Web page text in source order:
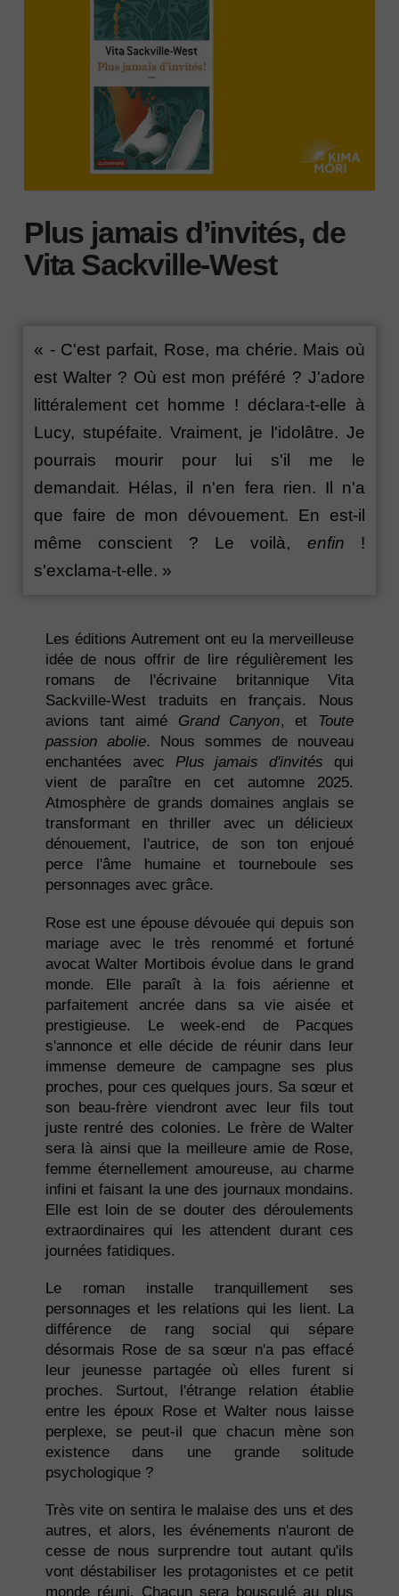
Plus jamais d’invités, de
Vita Sackville-West
« - C'est parfait, Rose, ma chérie. Mais où
est Walter ? Où est mon préféré ? J'adore
littéralement cet homme ! déclara-t-elle à
Lucy, stupéfaite. Vraiment, je l'idolâtre. Je
pourrais mourir pour lui s'il me le
demandait. Hélas, il n'en fera rien. Il n'a
que faire de mon dévouement. En est-il
même conscient ? Le voilà, enfin !
s'exclama-t-elle. »
Les éditions Autrement ont eu la merveilleuse
idée de nous offrir de lire régulièrement les
romans de l'écrivaine britannique Vita
Sackville-West traduits en français. Nous
avions tant aimé Grand Canyon, et Toute
passion abolie. Nous sommes de nouveau
enchantées avec Plus jamais d'invités qui
vient de paraître en cet automne 2025.
Atmosphère de grands domaines anglais se
transformant en thriller avec un délicieux
dénouement, l'autrice, de son ton enjoué
perce l'âme humaine et tourneboule ses
personnages avec grâce.
Rose est une épouse dévouée qui depuis son
mariage avec le très renommé et fortuné
avocat Walter Mortibois évolue dans le grand
monde. Elle paraît à la fois aérienne et
parfaitement ancrée dans sa vie aisée et
prestigieuse. Le week-end de Pacques
s'annonce et elle décide de réunir dans leur
immense demeure de campagne ses plus
proches, pour ces quelques jours. Sa sœur et
son beau-frère viendront avec leur fils tout
juste rentré des colonies. Le frère de Walter
sera là ainsi que la meilleure amie de Rose,
femme éternellement amoureuse, au charme
infini et faisant la une des journaux mondains.
Elle est loin de se douter des déroulements
extraordinaires qui les attendent durant ces
journées fatidiques.
Le roman installe tranquillement ses
personnages et les relations qui les lient. La
différence de rang social qui sépare
désormais Rose de sa sœur n'a pas effacé
leur jeunesse partagée où elles furent si
proches. Surtout, l'étrange relation établie
entre les époux Rose et Walter nous laisse
perplexe, se peut-il que chacun mène son
existence dans une grande solitude
psychologique ?
Très vite on sentira le malaise des uns et des
autres, et alors, les événements n'auront de
cesse de nous surprendre tout autant qu'ils
vont déstabiliser les protagonistes et ce petit
monde réuni. Chacun sera bousculé au plus